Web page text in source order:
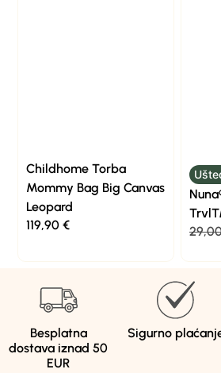
Childhome Torba
Mommy Bag Big Canvas
Leopard
119,90€
Besplatna
dostava iznad 50
EUR
Sigurno